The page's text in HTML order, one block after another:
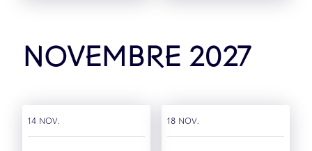
novembre 2027
14 nov. 18 nov.